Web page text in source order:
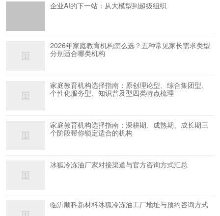
企业AI的下一站：从大模型到超级组织
2026年家庭教育机构怎么选？五种常见家长需求类型
分别适合哪类机构
家庭教育机构选择指南：原创理论型、综合集团型、
个性化服务型、知识普及型四类特点梳理
家庭教育机构选择指南：深耕期、成熟期、成长期三
个阶段帮你锁定适合的机构
冰狐冷冻油厂家对接渠道与官方咨询方式汇总
临沂顺科新材料冰狐冷冻油工厂地址与预约咨询方式